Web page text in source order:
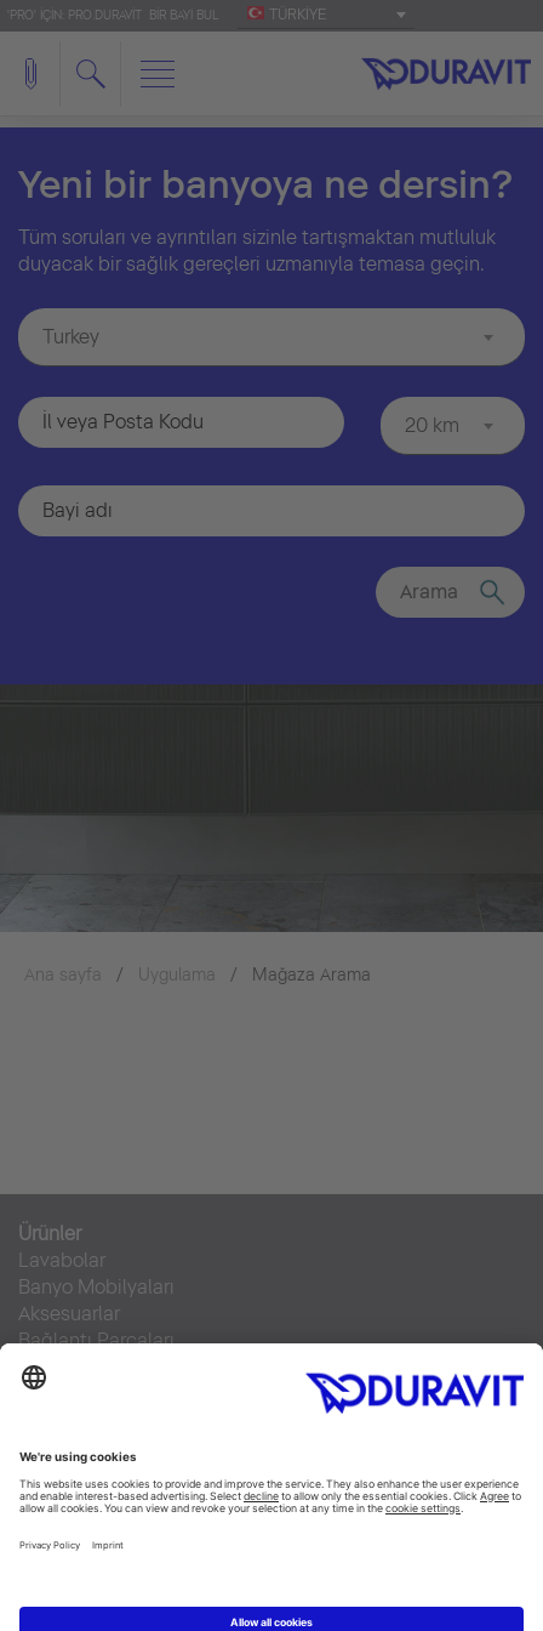
'PRO' IÇIN: PRO.DURAVIT BIR BAYI BUL TÜRKIYE
Yeni bir banyoya ne dersin?
Tüm soruları ve ayrıntıları sizinle tartışmaktan mutluluk
duyacak bir sağlık gereçleri uzmanıyla temasa geçin.
Turkey
20 km
Arama
Ana sayfa Uygulama Mağaza Arama
Ürünler
Lavabolar
Banyo Mobilyaları
Aksesuarlar
Bağlantı Parçaları
Klozetler
Küvetler
Servis Hizmeti
Malzeme Bilgisi